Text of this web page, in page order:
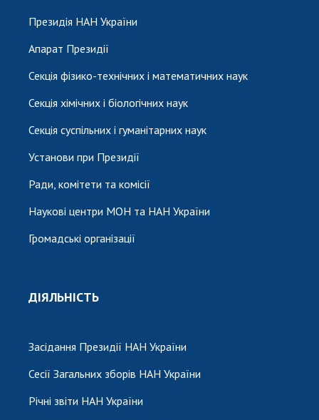
Президія НАН України
Апарат Президії
Секція фізико-технічних і математичних наук
Секція хімічних і біологічних наук
Секція суспільних і гуманітарних наук
Установи при Президії
Ради, комітети та комісії
Наукові центри МОН та НАН України
Громадські організації
ДІЯЛЬНІСТЬ
Засідання Президії НАН України
Сесії Загальних зборів НАН України
Річні звіти НАН України